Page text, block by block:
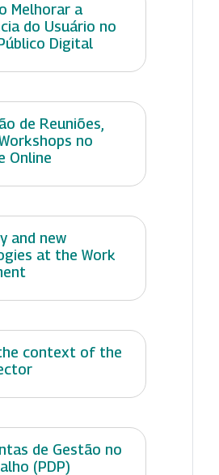
Melhorar a
do Usuário no
Digital
de Reuniões,
no
Online
and new
at the Work
context of the
de Gestão no
(PDP)